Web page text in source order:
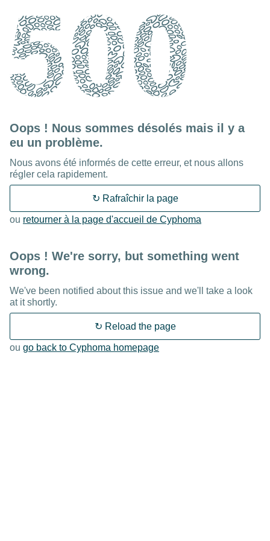
502
Oops ! Nous sommes désolés mais il y a
eu un problème.
Nous avons été informés de cette erreur, et nous allons
régler cela rapidement.
↻ Rafraîchir la page
ou retourner à la page d'accueil de Cyphoma
Oops ! We're sorry, but something went
wrong.
We've been notified about this issue and we'll take a look
at it shortly.
↻ Reload the page
ou go back to Cyphoma homepage